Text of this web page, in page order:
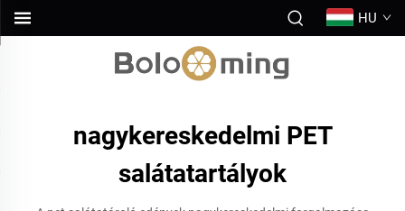
HU
nagykereskedelmi PET
salátatartályok